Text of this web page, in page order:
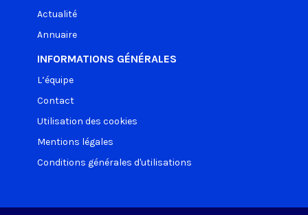
Actualité
Annuaire
INFORMATIONS GÉNÉRALES
L’équipe
Contact
Utilisation des cookies
Mentions légales
Conditions générales d'utilisations